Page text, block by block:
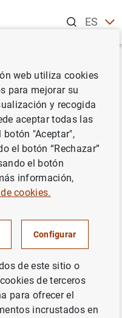
ESEN
tipos de
las IFM de
2011
de interés
la zona del euro:
web utiliza cookies
para mejorar su
y recogida
aceptar todas las
"Aceptar",
el botón “Rechazar”
el botón
información,
cookies.
Configurar
de este sitio o
de terceros
para ofrecer el
incrustados en